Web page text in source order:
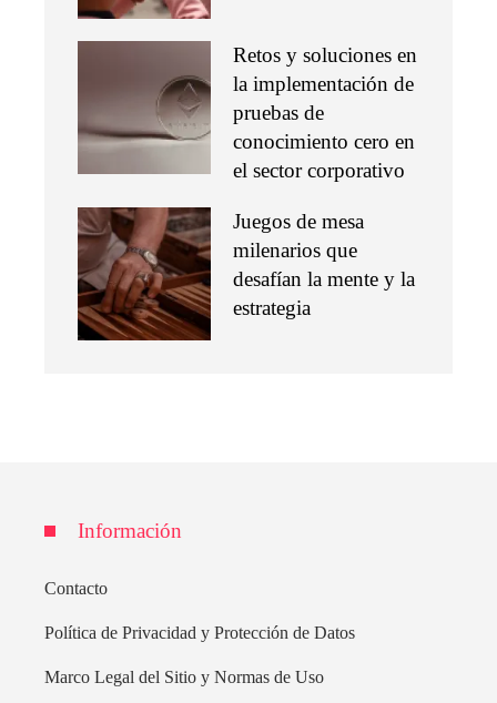
Retos y soluciones en
la implementación de
pruebas de
conocimiento cero en
el sector corporativo
Juegos de mesa
milenarios que
desafían la mente y la
estrategia
Información
Contacto
Política de Privacidad y Protección de Datos
Marco Legal del Sitio y Normas de Uso